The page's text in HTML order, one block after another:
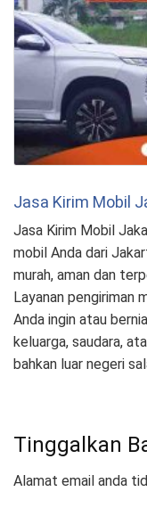
Jasa Kirim Mobil
Jasa Kirim Mobil
mobil Anda dari
murah, aman dan
Layanan pengiriman
Anda ingin atau
keluarga, saudara,
bahkan luar negeri
Tinggalkan
Alamat email anda